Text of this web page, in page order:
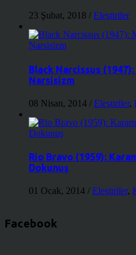
23 Şubat, 2018 / Eleştiriler
Black Narcissus
Narsisizm
08 Nisan, 2014 / Eleştiriler,
Rio Bravo (1959):
Dokunuş
01 Ocak, 2014 / Eleştiriler,
Facebook